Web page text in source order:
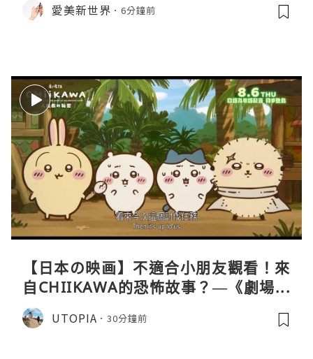
愛美新世界 6分鐘前
【日本の映画】不適合小朋友觀看！來
自CHIIKAWA的恐怖故事？—《劇場版
CHIIKAWA 人魚島的秘密》
UTOPIA 30分鐘前